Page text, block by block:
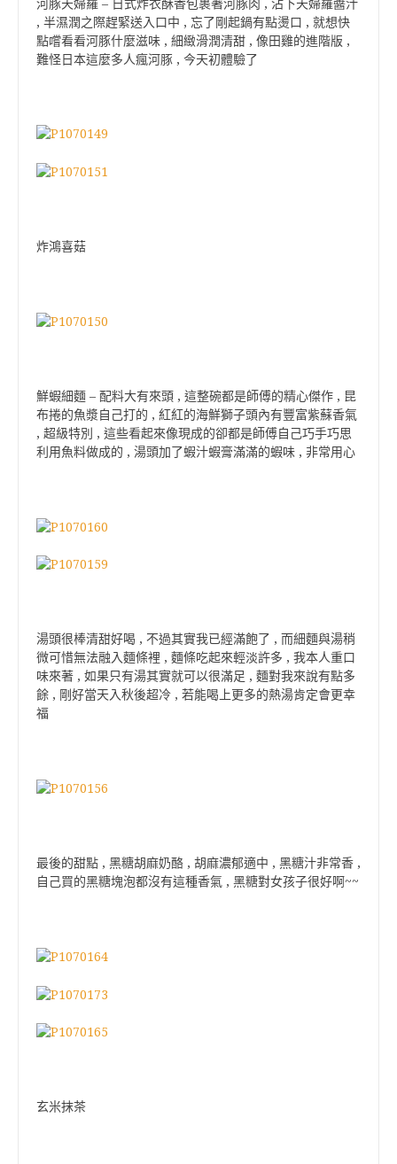
河豚天婦羅 – 日式炸衣酥香包裹著河豚肉 , 沾下天婦羅醬汁
, 半濕潤之際趕緊送入口中 , 忘了剛起鍋有點燙口 , 就想快
點嚐看看河豚什麼滋味 , 細緻滑潤清甜 , 像田雞的進階版 ,
難怪日本這麼多人瘋河豚 , 今天初體驗了
炸鴻喜菇
鮮蝦細麵 – 配料大有來頭 , 這整碗都是師傅的精心傑作 , 昆
布捲的魚漿自己打的 , 紅紅的海鮮獅子頭內有豐富紫蘇香氣
, 超級特別 , 這些看起來像現成的卻都是師傅自己巧手巧思
利用魚料做成的 , 湯頭加了蝦汁蝦膏滿滿的蝦味 , 非常用心
湯頭很棒清甜好喝 , 不過其實我已經滿飽了 , 而細麵與湯稍
微可惜無法融入麵條裡 , 麵條吃起來輕淡許多 , 我本人重口
味來著 , 如果只有湯其實就可以很滿足 , 麵對我來說有點多
餘 , 剛好當天入秋後超冷 , 若能喝上更多的熱湯肯定會更幸
福
最後的甜點 , 黑糖胡麻奶酪 , 胡麻濃郁適中 , 黑糖汁非常香 ,
自己買的黑糖塊泡都沒有這種香氣 , 黑糖對女孩子很好啊~~
玄米抹茶